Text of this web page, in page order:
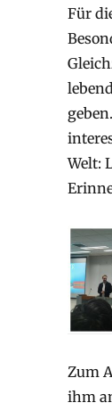
Für
Welt:
Zum
ihm